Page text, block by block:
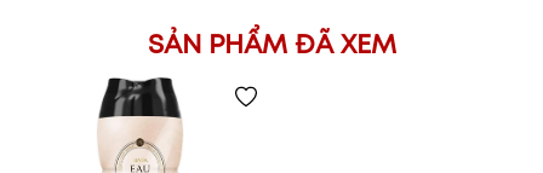
SẢN PHẨM ĐÃ XEM